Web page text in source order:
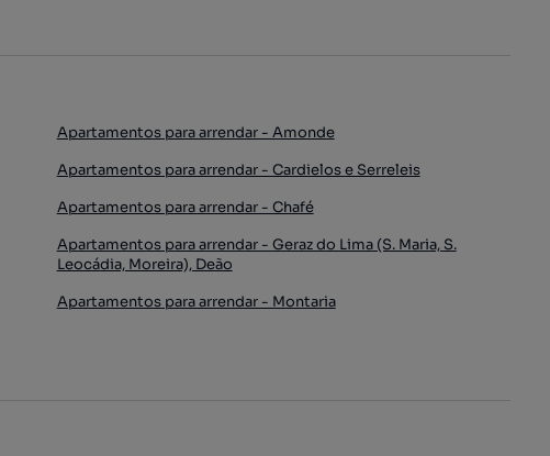
Apartamentos para arrendar - Amonde
Apartamentos para arrendar - Cardielos e Serreleis
Apartamentos para arrendar - Chafé
Apartamentos para arrendar - Geraz do Lima (S. Maria, S.
Leocádia, Moreira), Deão
Apartamentos para arrendar - Montaria